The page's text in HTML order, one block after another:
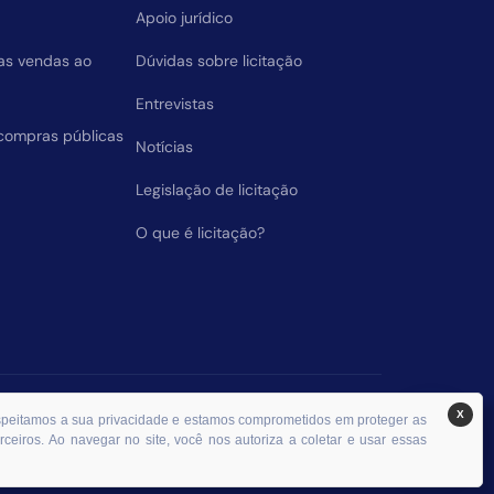
vendas ao
públicas
Apoio jurídico
Dúvidas sobre licitação
Entrevistas
Notícias
Legislação de licitação
O que é licitação?
X
a sua privacidade e estamos comprometidos em proteger as
Ao navegar no site, você nos autoriza a coletar e usar essas